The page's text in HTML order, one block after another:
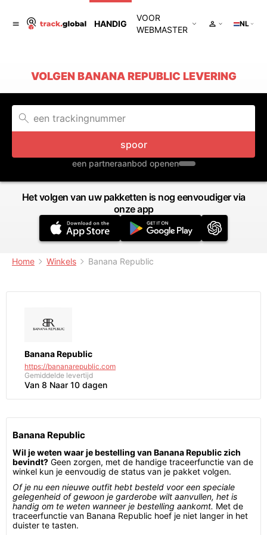
HANDIG
VOOR
WEBMASTER
NL
VOLGEN BANANA REPUBLIC LEVERING
spoor
een partneraanbod openen
Het volgen van uw pakketten is nog eenvoudiger via
onze app
Home Winkels Banana Republic
Banana Republic
https://bananarepublic.com
Gemiddelde levertijd
Van 8 Naar 10 dagen
Banana Republic
Wil je weten waar je bestelling van Banana Republic zich
bevindt? Geen zorgen, met de handige traceerfunctie van de
winkel kun je eenvoudig de status van je pakket volgen.
Of je nu een nieuwe outfit hebt besteld voor een speciale
gelegenheid of gewoon je garderobe wilt aanvullen, het is
handig om te weten wanneer je bestelling aankomt. Met de
traceerfunctie van Banana Republic hoef je niet langer in het
duister te tasten.